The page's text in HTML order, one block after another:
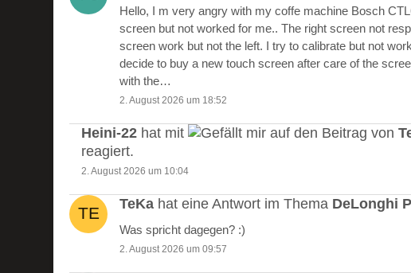
Hello, I m very angry with my coffe machine Bosch
screen but not worked for me.. The right screen not
screen work but not the left. I try to calibrate but not
decide to buy a new touch screen after care of the
with the…
2. August 2026 um 18:52
Heini-22 hat mit auf den Beitrag von
reagiert.
2. August 2026 um 10:04
TeKa hat eine Antwort im Thema DeLonghi
Was spricht dagegen? :)
2. August 2026 um 09:57